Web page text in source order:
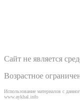
Сайт не является
Возрастное
Использование материалов с
www.aykhal.info